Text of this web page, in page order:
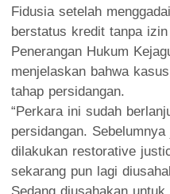
Fidusia setelah
berstatus kredit tanpa
Penerangan Hukum
menjelaskan bahwa
tahap persidangan.
“Perkara ini sudah
persidangan.
dilakukan restorative
sekarang pun lagi